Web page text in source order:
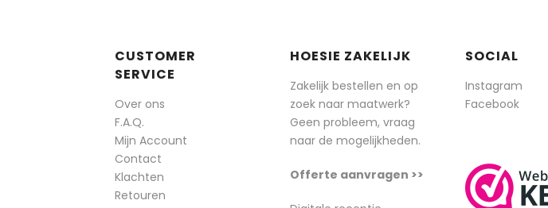
CUSTOMER
SERVICE
Over ons
F.A.Q.
Mijn Account
Contact
Klachten
Retouren
HOESIE ZAKELIJK
Zakelijk bestellen en op
zoek naar maatwerk?
Geen probleem, vraag
naar de mogelijkheden.
Offerte aanvragen >>
SOCIAL
Instagram
Facebook